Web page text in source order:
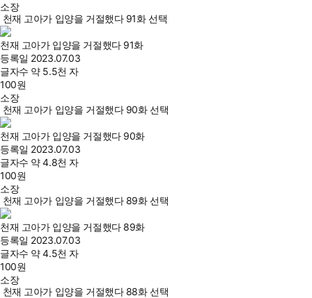
소장
천재 고아가 입양을 거절했다 91화 선택
천재 고아가 입양을 거절했다 91화
등록일 2023.07.03
글자수 약 5.5천 자
100원
소장
천재 고아가 입양을 거절했다 90화 선택
천재 고아가 입양을 거절했다 90화
등록일 2023.07.03
글자수 약 4.8천 자
100원
소장
천재 고아가 입양을 거절했다 89화 선택
천재 고아가 입양을 거절했다 89화
등록일 2023.07.03
글자수 약 4.5천 자
100원
소장
천재 고아가 입양을 거절했다 88화 선택